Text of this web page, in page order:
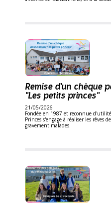
Remise d'un chèque
"Les petits princes"
21/05/2026
Fondée en 1987 et reconnue
Princes s'engage à réaliser les rêves
gravement malades.